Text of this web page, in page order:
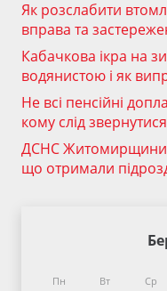
Як розслабити
вправа та
Кабачкова ікра на
водянистою і як
Не всі пенсійні
кому слід
ДСНС Житомирщини
що отримали
Пн Вт Ср